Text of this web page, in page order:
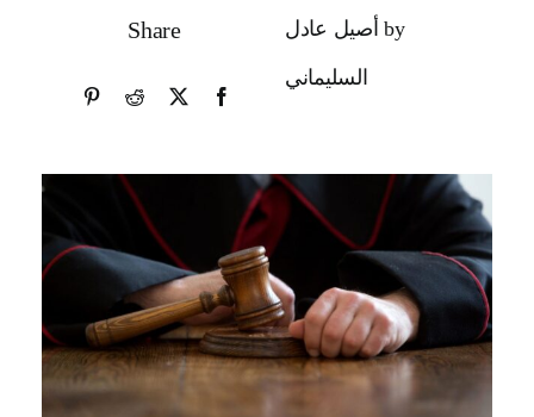
by أصيل عادل
السليماني
Share